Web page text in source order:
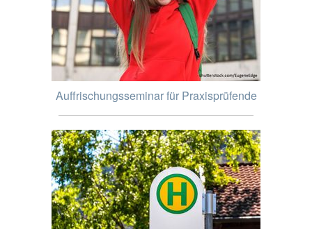
Auffrischungsseminar für Praxisprüfende